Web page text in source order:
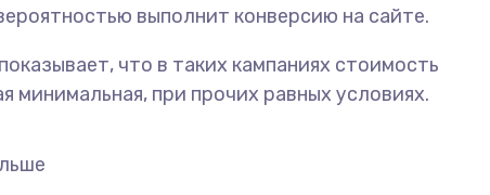
выполнит конверсию на сайте.
что в таких кампаниях стоимость
минимальная, при прочих равных условиях.